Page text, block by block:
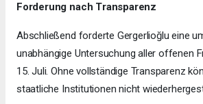
Forderung nach Transparenz
Abschließend forderte Gergerlioğlu eine
unabhängige Untersuchung aller offenen
15. Juli. Ohne vollständige Transparenz
staatliche Institutionen nicht